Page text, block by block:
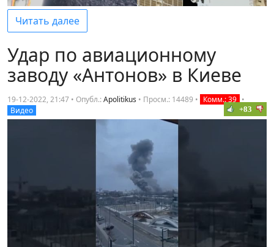
Читать далее
Удар по авиационному
заводу «Антонов» в Киеве
19-12-2022, 21:47 • Опубл.:Apolitikus • Просм.: 14489 • Комм.: 39 •
Видео
+83